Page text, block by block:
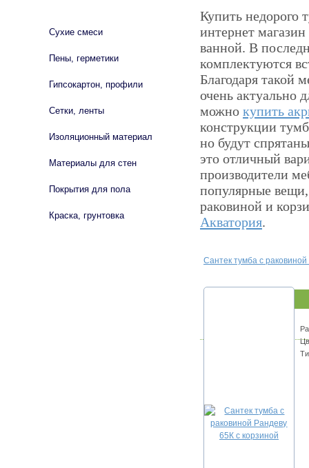
Купить недорого
интернет
ванной. В
комплектуются
Благодаря такой
очень актуально
можно купить
конструкции
но будут
это отличный
производители
популярные
раковиной и
Акватория.
Сантек тумба с
Сухие смеси
Пены, герметики
Гипсокартон, профили
Сетки, ленты
Изоляционный материал
Материалы для стен
Покрытия для пола
Краска, грунтовка